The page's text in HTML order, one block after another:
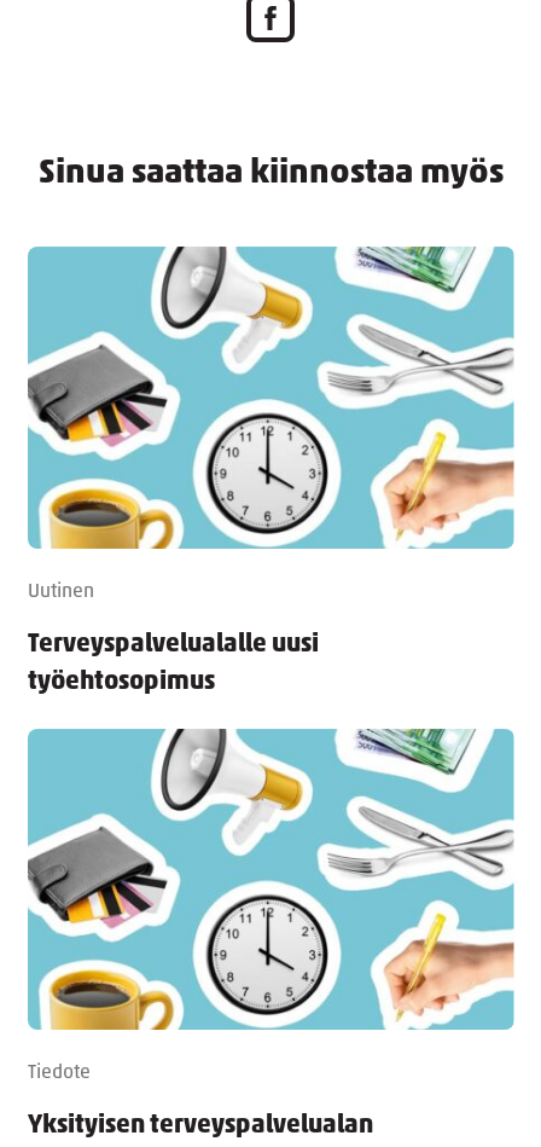
Sinua saattaa kiinnostaa myös
Uutinen
Terveyspalvelualalle uusi
työehtosopimus
Tiedote
Yksityisen terveyspalvelualan